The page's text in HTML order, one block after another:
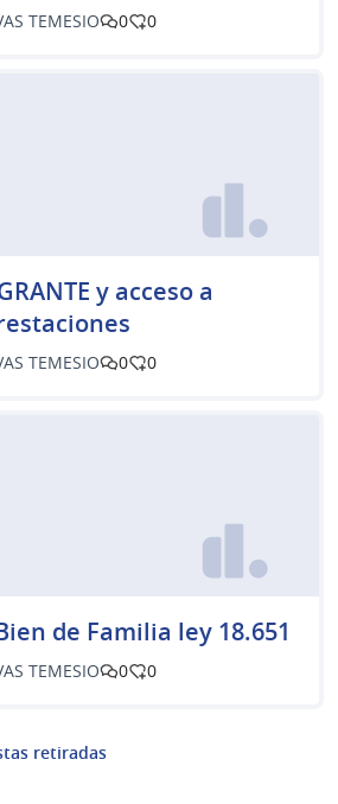
TEMESIO 0 0
y acceso a
TEMESIO 0 0
de Familia ley 18.651
TEMESIO 0 0
retiradas